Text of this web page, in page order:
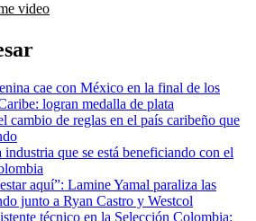
video
cae con México en la final de los
logran medalla de plata
cambio de reglas en el país caribeño que
que se está beneficiando con el
aquí”: Lamine Yamal paraliza las
junto a Ryan Castro y Westcol
técnico en la Selección Colombia: